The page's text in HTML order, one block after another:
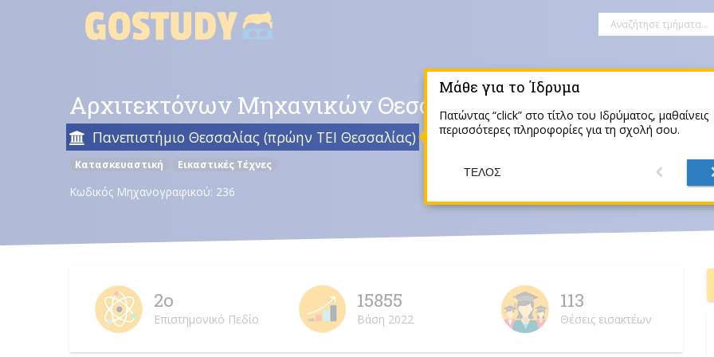
Αρχιτεκτόνων Μηχανικών Θεσσαλίας
Πανεπιστήμιο Θεσσαλίας (πρώην ΤΕΙ Θεσσαλίας) Βόλος
Κατασκευαστική Εικαστικές Τέχνες
Κωδικός Μηχανογραφικού: 236
2ο
Επιστημονικό Πεδίο
15855
Βάση 2022
113
Θέσεις εισακτέων
Μάθε για το Ίδρυμα
Πατώντας “click” στο τίτλο του Ιδρύματος, μαθαίνεις
περισσότερες πληροφορίες για τη σχολή σου.
ΤΈΛΟΣ